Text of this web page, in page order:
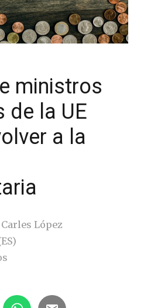
ministros
de la UE
a la
Carles López